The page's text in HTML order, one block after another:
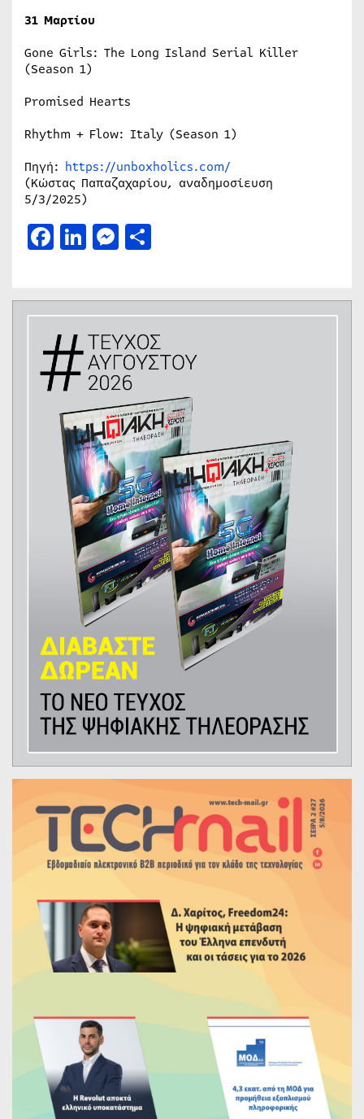
31 Μαρτίου
Gone Girls: The Long Island Serial Killer
(Season 1)
Promised Hearts
Rhythm + Flow: Italy (Season 1)
Πηγή: https://unboxholics.com/
(Κώστας Παπαζαχαρίου, αναδημοσίευση
5/3/2025)
Facebook
LinkedIn
Messenger